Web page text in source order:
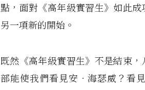
點，面對《高年級實習生》如此
另一項新的開始。
既然《高年級實習生》不是結束
部能使我們看見安‧海瑟威？看